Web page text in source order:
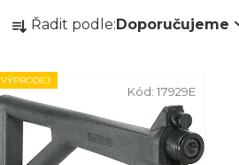
Ř
a
z
e
n
Řadit podle: Doporučujeme
VÝPRODEJ
Kód:17929E